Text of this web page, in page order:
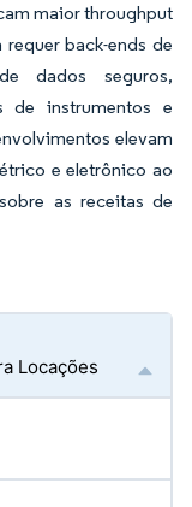
maior throughput
back-ends de
dados seguros,
de instrumentos e
elevam
e eletrônico ao
as receitas de
Locações